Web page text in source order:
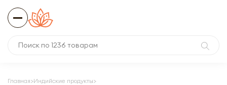
Главная Индийские продукты